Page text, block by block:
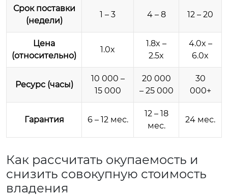
Срок поставки
(недели)
1 – 3 4 – 8 12 – 20
Цена
(относительно)
1.0x
1.8x –
2.5x
4.0x –
6.0x
Ресурс (часы)
10 000 –
15 000
20 000
– 25 000
30
000+
Гарантия 6 – 12 мес.
12 – 18
мес.
24 мес.
Как рассчитать окупаемость и
снизить совокупную стоимость
владения